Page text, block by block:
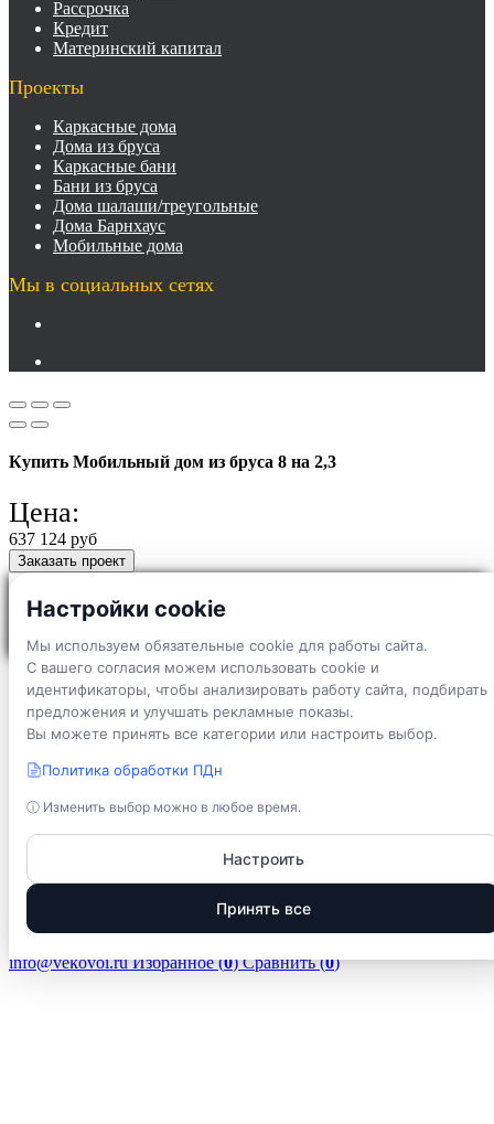
Рассрочка
Кредит
Материнский капитал
Проекты
Каркасные дома
Дома из бруса
Каркасные бани
Бани из бруса
Дома шалаши/треугольные
Дома Барнхаус
Мобильные дома
Мы в социальных сетях
Купить Мобильный дом из бруса 8 на 2,3
Цена:
637 124 руб
Заказать проект
Настройки cookie
Мы используем обязательные cookie для работы сайта.
С вашего согласия можем использовать cookie и
идентификаторы, чтобы анализировать работу сайта, подбирать
предложения и улучшать рекламные показы.
Вы можете принять все категории или настроить выбор.
Политика обработки ПДн
ⓘ Изменить выбор можно в любое время.
Настроить
Принять все
Каталог
Рассчитать
Сравнение Избранное
Категории
Барнхаусы
Дома афрейм
Бани
Каркасные дома
Дома из бруса
Мобильные дома
Наши работы
% Акции
Vekovoi.ru
г. Пестово, Устюженское шоссе д. 4
8 800 550-18-70
+7 921 207-98-91
info@vekovoi.ruИзбранное (0)Сравнить (0)